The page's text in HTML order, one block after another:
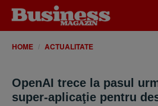
HOME ACTUALITATE
OpenAI trece la pasul
super-aplicaţie pentru